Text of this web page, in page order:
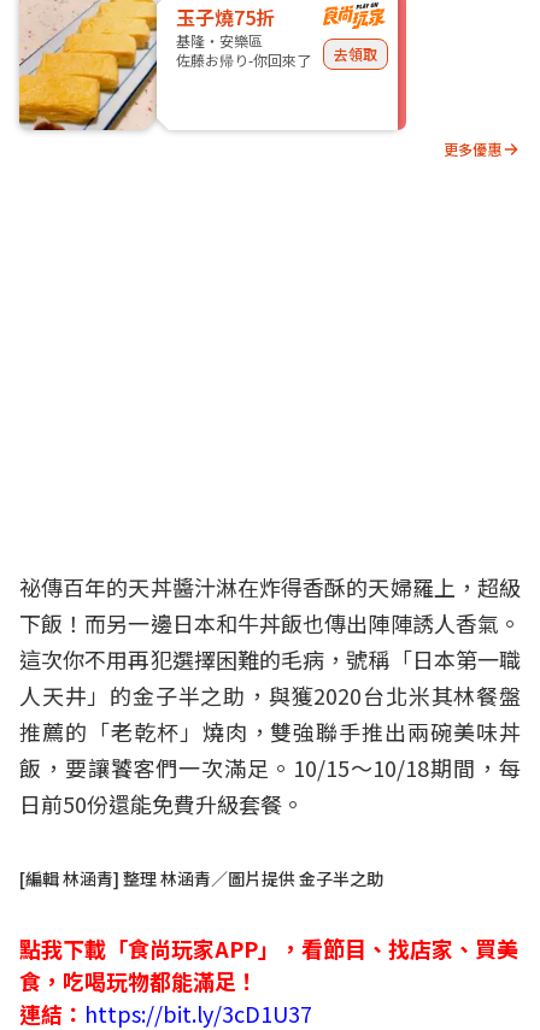
玉子燒75折
基隆・安樂區
佐藤お帰り-你回來了
去領取
更多優惠
祕傳百年的天丼醬汁淋在炸得香酥的天婦羅上，超級
下飯！而另一邊日本和牛丼飯也傳出陣陣誘人香氣。
這次你不用再犯選擇困難的毛病，號稱「日本第一職
人天井」的金子半之助，與獲2020台北米其林餐盤
推薦的「老乾杯」燒肉，雙強聯手推出兩碗美味丼
飯，要讓饕客們一次滿足。10/15～10/18期間，每
日前50份還能免費升級套餐。
[編輯 林涵青] 整理 林涵青／圖片提供 金子半之助
點我下載「食尚玩家APP」，看節目、找店家、買美
食，吃喝玩物都能滿足！
連結： https://bit.ly/3cD1U37